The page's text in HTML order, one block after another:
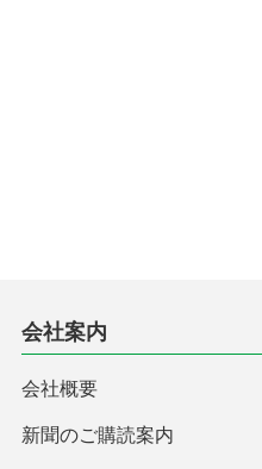
会社案内
会社概要
新聞のご購読案内